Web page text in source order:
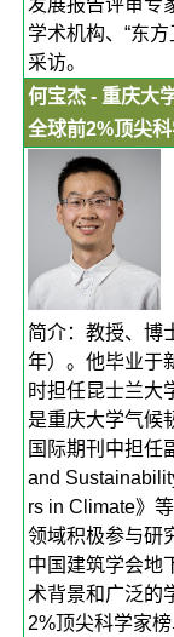
学术机构、“东方
采访。
何宝杰 - 重庆大
全球前2%顶尖
简介：教授、博
年）。他毕业于
时担任昆士兰大
是重庆大学气候
国际期刊中担任
and
rs in Climate》
领域积极参与研
中国建筑学会地
术背景和广泛的
2%顶尖科学家